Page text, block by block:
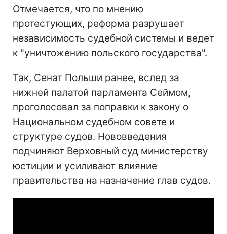
Отмечается, что по мнению
протестующих, реформа разрушает
независимость судебной системы и ведет
к "уничтожению польского государства".
Так, Сенат Польши ранее, вслед за
нижней палатой парламента Сеймом,
проголосовал за поправки к закону о
Национальном судебном совете и
структуре судов. Нововведения
подчиняют Верховный суд министерству
юстиции и усиливают влияние
правительства на назначение глав судов.